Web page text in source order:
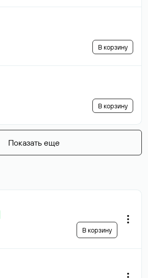
В корзину
В корзину
Показать еще
В корзину